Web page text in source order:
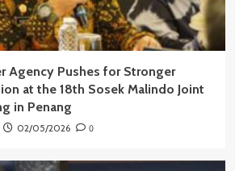
Agency Pushes for Stronger
at the 18th Sosek Malindo Joint
in Penang
02/05/2026 0